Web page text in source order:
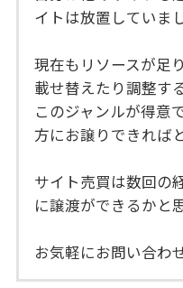
イトは放置していま
現在もリソースが足
載せ替えたり調整す
このジャンルが得意
方にお譲りできれば
サイト売買は数回の
に譲渡ができるかと
お気軽にお問い合わ